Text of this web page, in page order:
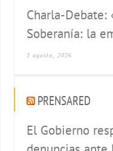
Charla-Debate:
Soberanía: la
3 agosto, 2026
PRENSARED
El Gobierno